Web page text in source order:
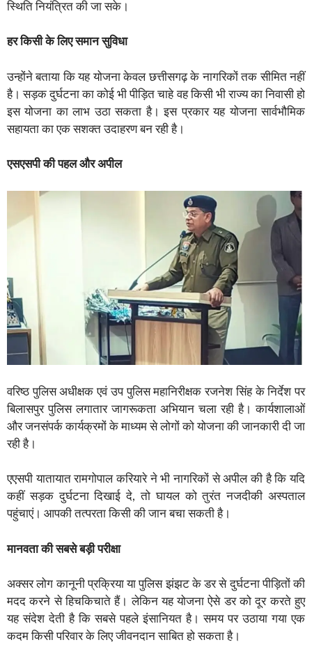
स्थिति नियंत्रित की जा सके।
हर किसी के लिए समान सुविधा
उन्होंने बताया कि यह योजना केवल छत्तीसगढ़ के नागरिकों तक सीमित नहीं
है। सड़क दुर्घटना का कोई भी पीड़ित चाहे वह किसी भी राज्य का निवासी हो
इस योजना का लाभ उठा सकता है। इस प्रकार यह योजना सार्वभौमिक
सहायता का एक सशक्त उदाहरण बन रही है।
एसएसपी की पहल और अपील
वरिष्ठ पुलिस अधीक्षक एवं उप पुलिस महानिरीक्षक रजनेश सिंह के निर्देश पर
बिलासपुर पुलिस लगातार जागरूकता अभियान चला रही है। कार्यशालाओं
और जनसंपर्क कार्यक्रमों के माध्यम से लोगों को योजना की जानकारी दी जा
रही है।
एएसपी यातायात रामगोपाल करियारे ने भी नागरिकों से अपील की है कि यदि
कहीं सड़क दुर्घटना दिखाई दे, तो घायल को तुरंत नजदीकी अस्पताल
पहुंचाएं। आपकी तत्परता किसी की जान बचा सकती है।
मानवता की सबसे बड़ी परीक्षा
अक्सर लोग कानूनी प्रक्रिया या पुलिस झंझट के डर से दुर्घटना पीड़ितों की
मदद करने से हिचकिचाते हैं। लेकिन यह योजना ऐसे डर को दूर करते हुए
यह संदेश देती है कि सबसे पहले इंसानियत है। समय पर उठाया गया एक
कदम किसी परिवार के लिए जीवनदान साबित हो सकता है।